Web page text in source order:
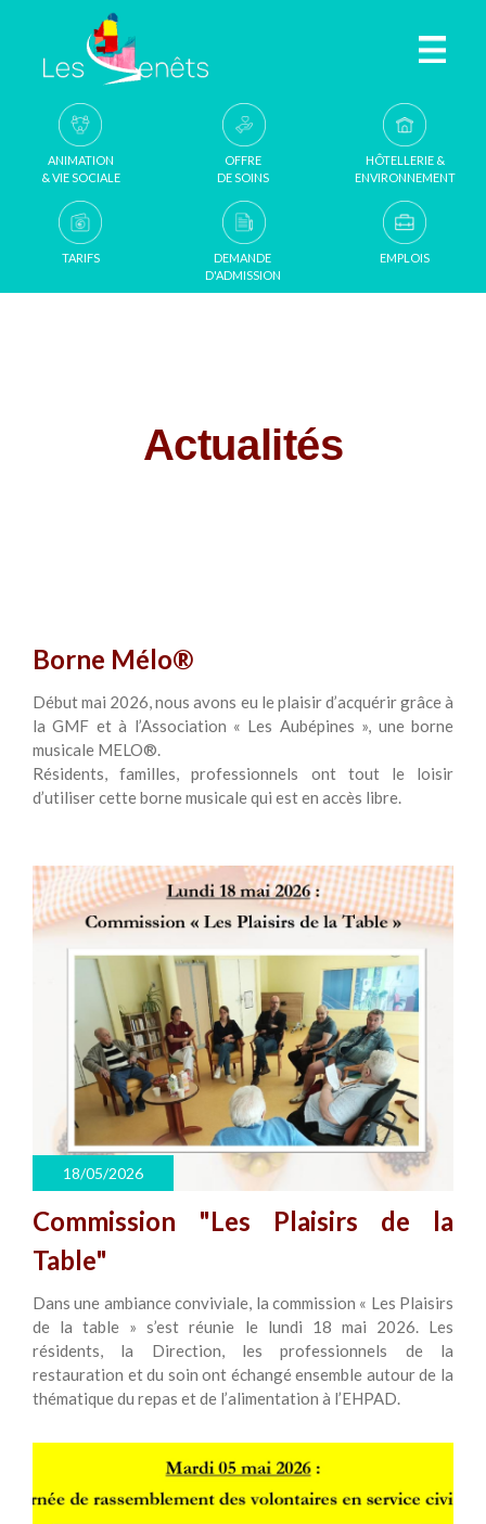
Aller au contenu principal
ANIMATION
& VIE SOCIALE
OFFRE
DE SOINS
HÔTELLERIE &
ENVIRONNEMENT
TARIFS
DEMANDE
D'ADMISSION
EMPLOIS
Actualités
01/05/2026
Borne Mélo®
Début mai 2026, nous avons eu le plaisir d’acquérir grâce à
la GMF et à l’Association « Les Aubépines », une borne
musicale MELO®.
Résidents, familles, professionnels ont tout le loisir
d’utiliser cette borne musicale qui est en accès libre.
18/05/2026
Commission "Les Plaisirs de la
Table"
Dans une ambiance conviviale, la commission « Les Plaisirs
de la table » s’est réunie le lundi 18 mai 2026. Les
résidents, la Direction, les professionnels de la
restauration et du soin ont échangé ensemble autour de la
thématique du repas et de l’alimentation à l’EHPAD.